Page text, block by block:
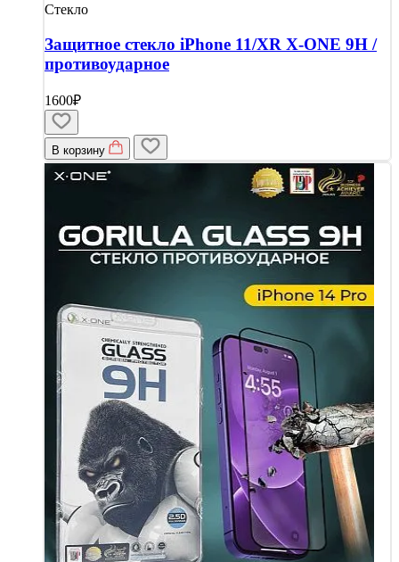
Стекло
Защитное стекло iPhone 11/XR X-ONE 9H /
противоударное
1600₽
В корзину